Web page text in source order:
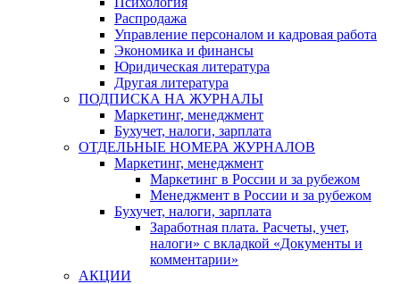
Распродажа
Управление персоналом и кадровая работа
Экономика и финансы
Юридическая литература
Другая литература
ПОДПИСКА НА ЖУРНАЛЫ
Маркетинг, менеджмент
Бухучет, налоги, зарплата
ОТДЕЛЬНЫЕ НОМЕРА ЖУРНАЛОВ
Маркетинг, менеджмент
Маркетинг в России и за рубежом
Менеджмент в России и за рубежом
Бухучет, налоги, зарплата
Заработная плата. Расчеты, учет,
налоги» с вкладкой «Документы и
комментарии»
АКЦИИ